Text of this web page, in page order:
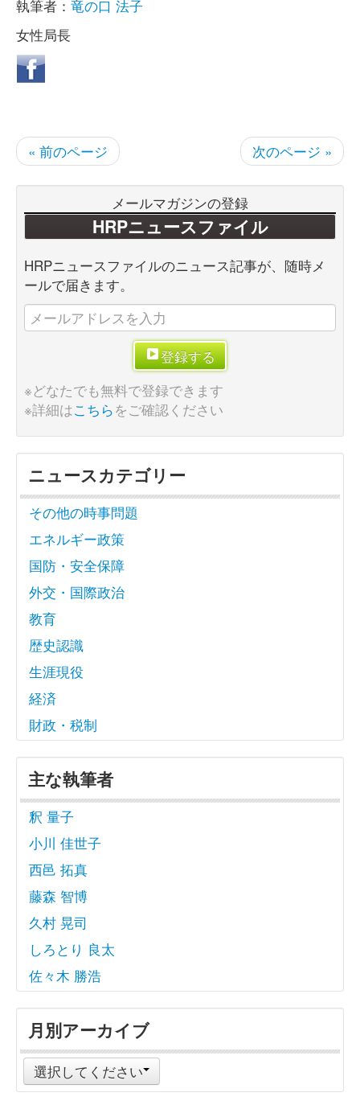
執筆者： 竜の口 法子
女性局長
« 前のページ 次のページ »
メールマガジンの登録
HRPニュースファイル
HRPニュースファイルのニュース記事が、随時メ
ールで届きます。
登録する
※どなたでも無料で登録できます
※詳細はこちらをご確認ください
ニュースカテゴリー
その他の時事問題
エネルギー政策
国防・安全保障
外交・国際政治
教育
歴史認識
生涯現役
経済
財政・税制
主な執筆者
釈 量子
小川 佳世子
西邑 拓真
藤森 智博
久村 晃司
しろとり 良太
佐々木 勝浩
月別アーカイブ
選択してください